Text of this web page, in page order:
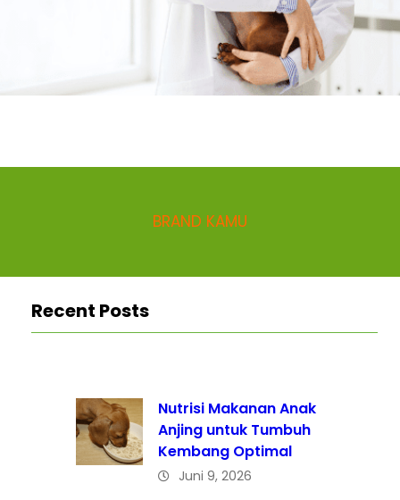
BRAND KAMU
Recent Posts
Nutrisi Makanan Anak
Anjing untuk Tumbuh
Kembang Optimal
Juni 9, 2026